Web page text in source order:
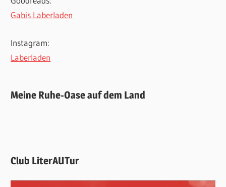
Gabis Laberladen
Instagram:
Laberladen
Meine Ruhe-Oase auf dem Land
Club LiterAUTur